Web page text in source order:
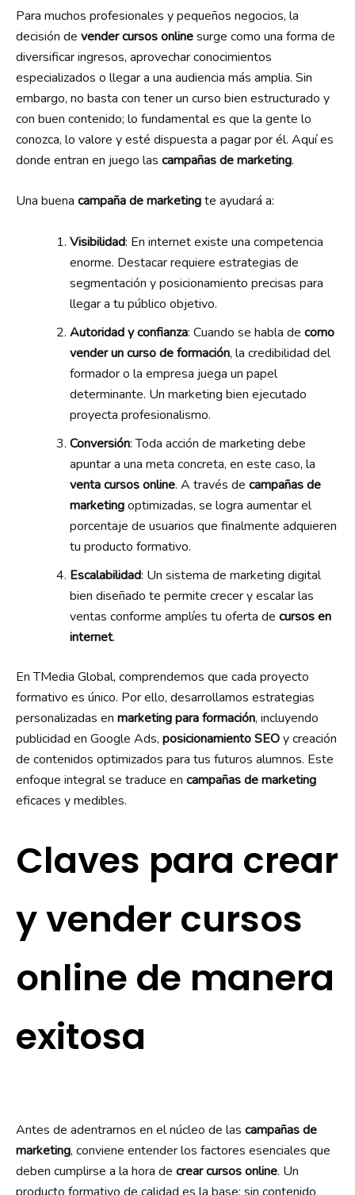
Para muchos profesionales y pequeños negocios, la
decisión de vender cursos onlinesurge como una forma de
diversificar ingresos, aprovechar conocimientos
especializados o llegar a una audiencia más amplia. Sin
embargo, no basta con tener un curso bien estructurado y
con buen contenido; lo fundamental es que la gente lo
conozca, lo valore y esté dispuesta a pagar por él. Aquí es
donde entran en juego las campañas de marketing.
Una buena campaña de marketingte ayudará a:
Visibilidad: En internet existe una competencia
enorme. Destacar requiere estrategias de
segmentación y posicionamiento precisas para
llegar a tu público objetivo.
Autoridad y confianza: Cuando se habla de como
vender un curso de formación, la credibilidad del
formador o la empresa juega un papel
determinante. Un marketing bien ejecutado
proyecta profesionalismo.
Conversión: Toda acción de marketing debe
apuntar a una meta concreta, en este caso, la
venta cursos online. A través de campañas de
marketingoptimizadas, se logra aumentar el
porcentaje de usuarios que finalmente adquieren
tu producto formativo.
Escalabilidad: Un sistema de marketing digital
bien diseñado te permite crecer y escalar las
ventas conforme amplíes tu oferta de cursos en
internet.
En TMedia Global, comprendemos que cada proyecto
formativo es único. Por ello, desarrollamos estrategias
personalizadas en marketing para formación, incluyendo
publicidad en Google Ads, posicionamiento SEOy creación
de contenidos optimizados para tus futuros alumnos. Este
enfoque integral se traduce en campañas de marketing
eficaces y medibles.
Claves para crear
y vender cursos
online de manera
exitosa
Antes de adentrarnos en el núcleo de las campañas de
marketing, conviene entender los factores esenciales que
deben cumplirse a la hora de crear cursos online. Un